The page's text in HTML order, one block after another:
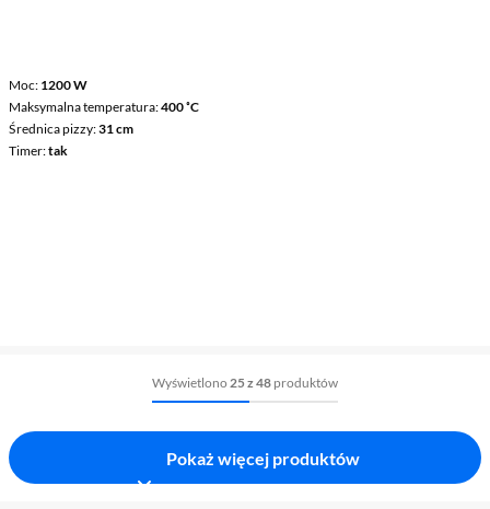
Moc 1200 W
Maksymalna temperatura 400 ˚C
Średnica pizzy 31 cm
Timer tak
Wyświetlono 25 z 48 produktów
Pokaż więcej produktów